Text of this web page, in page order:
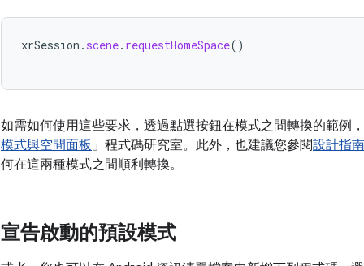
xrSession . scene. requestHomeSpace()
如需如何使用這些要求，透過點選按鈕在模式之間轉換的範例
模式與空間面板」程式碼研究室。此外，也建議您參閱設計指南
何在這兩種模式之間順利轉換。
宣告啟動的預設模式